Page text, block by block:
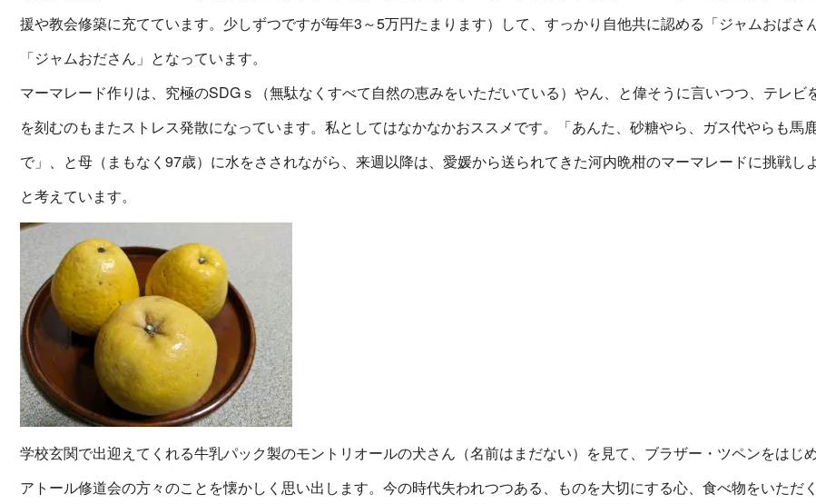
援や教会修築に充てています。少しずつですが毎年3～5万円たまります）して、すっかり自他共に認める「ジャムおばさ
「ジャムおださん」となっています。
マーマレード作りは、究極のSDGｓ（無駄なくすべて自然の恵みをいただいている）やん、と偉そうに言いつつ、テレビ
を刻むのもまたストレス発散になっています。私としてはなかなかおススメです。「あんた、砂糖やら、ガス代やらも馬
で」、と母（まもなく97歳）に水をさされながら、来週以降は、愛媛から送られてきた河内晩柑のマーマレードに挑戦しよ
と考えています。
学校玄関で出迎えてくれる牛乳パック製のモントリオールの犬さん（名前はまだない）を見て、ブラザー・ツペンをはじ
アトール修道会の方々のことを懐かしく思い出します。今の時代失われつつある、ものを大切にする心、食べ物をいただ